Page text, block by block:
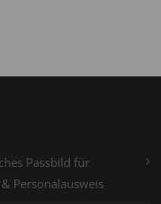
Passbild für
& Personalausweis